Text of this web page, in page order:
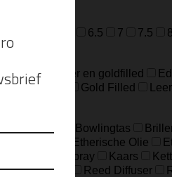
6.5 7 7.5
zilver en goldfilled
Edelstaal Gold Filled
Bowlingtas
Etherische Olie
Home-Spray Kaars
Pouch Bag Reed Diffuser